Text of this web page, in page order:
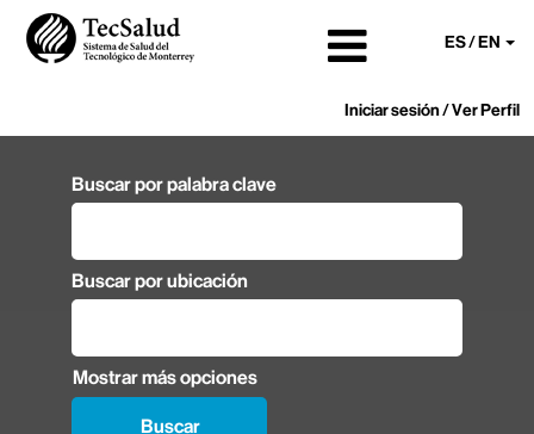
ES / EN
Iniciar sesión / Ver Perfil
Buscar por palabra clave
Buscar por ubicación
Mostrar más opciones